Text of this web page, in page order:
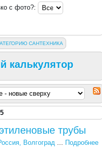
с фото?:
САНТЕХНИКА
калькулятор
трубы
Волгоград ... Подробнее